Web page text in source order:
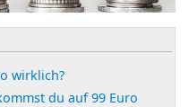
wirklich?
du auf 99 Euro